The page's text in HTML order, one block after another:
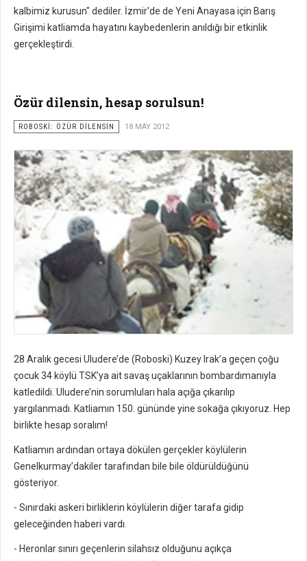
kalbimiz kurusun" dediler. İzmir'de de Yeni Anayasa için Barış
Girişimi katliamda hayatını kaybedenlerin anıldığı bir etkinlik
gerçekleştirdi.
Özür dilensin, hesap sorulsun!
ROBOSKİ: ÖZÜR DİLENSİN 18 MAY 2012
28 Aralık gecesi Uludere’de (Roboski) Kuzey Irak’a geçen çoğu
çocuk 34 köylü TSK’ya ait savaş uçaklarının bombardımanıyla
katledildi. Uludere’nin sorumluları hala açığa çıkarılıp
yargılanmadı. Katliamın 150. gününde yine sokağa çıkıyoruz. Hep
birlikte hesap soralım!
Katliamın ardından ortaya dökülen gerçekler köylülerin
Genelkurmay’dakiler tarafından bile bile öldürüldüğünü
gösteriyor.
- Sınırdaki askeri birliklerin köylülerin diğer tarafa gidip
geleceğinden haberi vardı.
- Heronlar sınırı geçenlerin silahsız olduğunu açıkça